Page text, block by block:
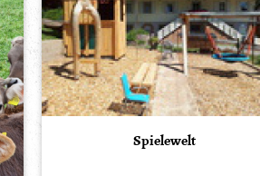
Spielewelt